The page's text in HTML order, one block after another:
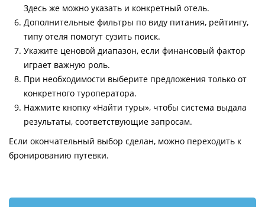
Здесь же можно указать и конкретный отель.
Дополнительные фильтры по виду питания, рейтингу,
типу отеля помогут сузить поиск.
Укажите ценовой диапазон, если финансовый фактор
играет важную роль.
При необходимости выберите предложения только от
конкретного туроператора.
Нажмите кнопку «Найти туры», чтобы система выдала
результаты, соответствующие запросам.
Если окончательный выбор сделан, можно переходить к
бронированию путевки.